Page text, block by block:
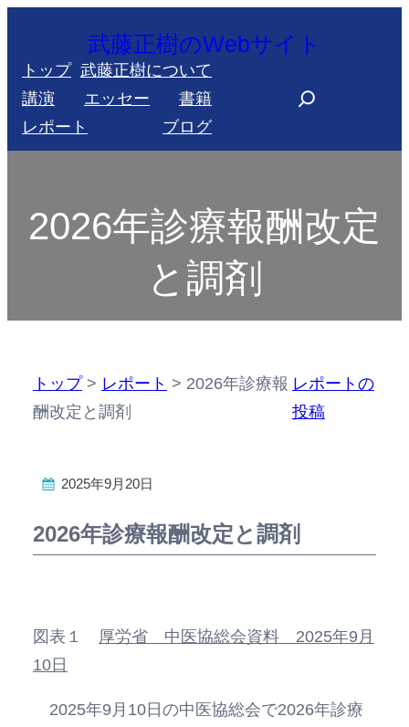
を
ス
キ
武藤正樹のWebサイト
トップ 武藤正樹について
講演
エッセー
書籍
レポート
ブログ
h
2026年診療報酬改定
と調剤
トップ> レポート > 2026年診療報
酬改定と調剤
レポートの
投稿
2025年9月20日
2026年診療報酬改定と調剤
図表１ 厚労省 中医協総会資料 2025年9月
10日
2025年9月10日の中医協総会で2026年診療